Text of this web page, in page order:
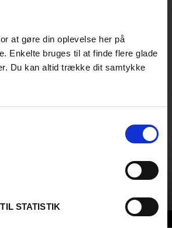
at gøre din oplevelse her på
Enkelte bruges til at finde flere glade
Du kan altid trække dit samtykke
STATISTIK